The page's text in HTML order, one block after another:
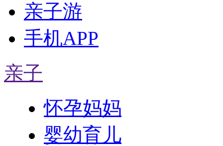
亲子游
手机APP
亲子
怀孕妈妈
婴幼育儿